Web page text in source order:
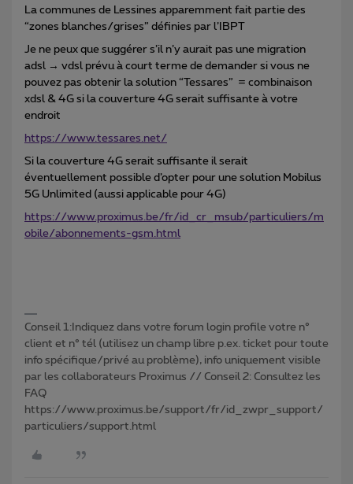
La communes de Lessines apparemment fait partie des
“zones blanches/grises” définies par l’IBPT
Je ne peux que suggérer s’il n’y aurait pas une migration
adsl → vdsl prévu à court terme de demander si vous ne
pouvez pas obtenir la solution “Tessares” = combinaison
xdsl & 4G si la couverture 4G serait suffisante à votre
endroit
https://www.tessares.net/
Si la couverture 4G serait suffisante il serait
éventuellement possible d’opter pour une solution Mobilus
5G Unlimited (aussi applicable pour 4G)
https://www.proximus.be/fr/id_cr_msub/particuliers/m
obile/abonnements-gsm.html
Conseil 1:Indiquez dans votre forum login profile votre n°
client et n° tél (utilisez un champ libre p.ex. ticket pour toute
info spécifique/privé au problème), info uniquement visible
par les collaborateurs Proximus // Conseil 2: Consultez les
FAQ
https://www.proximus.be/support/fr/id_zwpr_support/
particuliers/support.html